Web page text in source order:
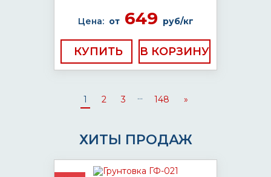
Цена: от649 руб/кг
КУПИТЬ
1 2 3 ... 148 »
ХИТЫ ПРОДАЖ